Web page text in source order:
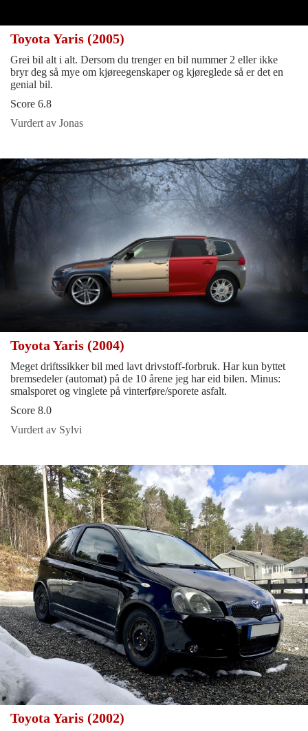
Toyota Yaris (2005)
Grei bil alt i alt. Dersom du trenger en bil nummer 2 eller ikke
bryr deg så mye om kjøreegenskaper og kjøreglede så er det en
genial bil.
Score 6.8
Vurdert av Jonas
Toyota Yaris (2004)
Meget driftssikker bil med lavt drivstoff-forbruk. Har kun byttet
bremsedeler (automat) på de 10 årene jeg har eid bilen. Minus:
smalsporet og vinglete på vinterføre/sporete asfalt.
Score 8.0
Vurdert av Sylvi
Toyota Yaris (2002)